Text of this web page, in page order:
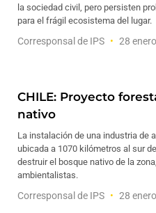
la sociedad civil, pero persisten
para el frágil ecosistema del lugar.
Corresponsal de IPS 28
CHILE: Proyecto
nativo
La instalación de una industria de
ubicada a 1070 kilómetros al sur
destruir el bosque nativo de la
ambientalistas.
Corresponsal de IPS 28